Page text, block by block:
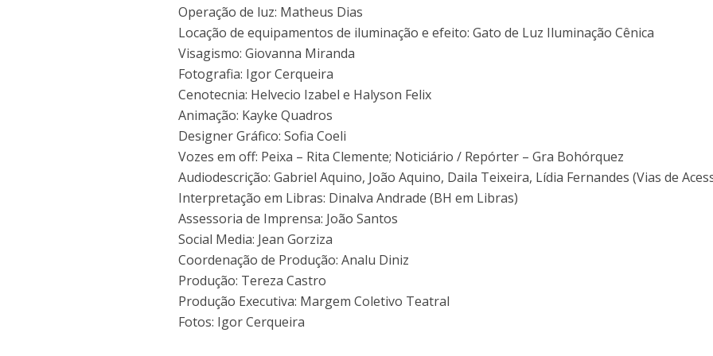
Operação de luz: Matheus Dias
Locação de equipamentos de iluminação e efeito: Gato de Luz Iluminação Cênica
Visagismo: Giovanna Miranda
Fotografia: Igor Cerqueira
Cenotecnia: Helvecio Izabel e Halyson Felix
Animação: Kayke Quadros
Designer Gráfico: Sofia Coeli
Vozes em off: Peixa – Rita Clemente; Noticiário / Repórter – Gra Bohórquez
Audiodescrição: Gabriel Aquino, João Aquino, Daila Teixeira, Lídia Fernandes (Vias de
Interpretação em Libras: Dinalva Andrade (BH em Libras)
Assessoria de Imprensa: João Santos
Social Media: Jean Gorziza
Coordenação de Produção: Analu Diniz
Produção: Tereza Castro
Produção Executiva: Margem Coletivo Teatral
Fotos: Igor Cerqueira